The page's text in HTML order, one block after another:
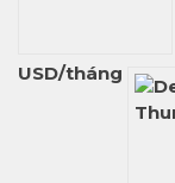
USD/tháng